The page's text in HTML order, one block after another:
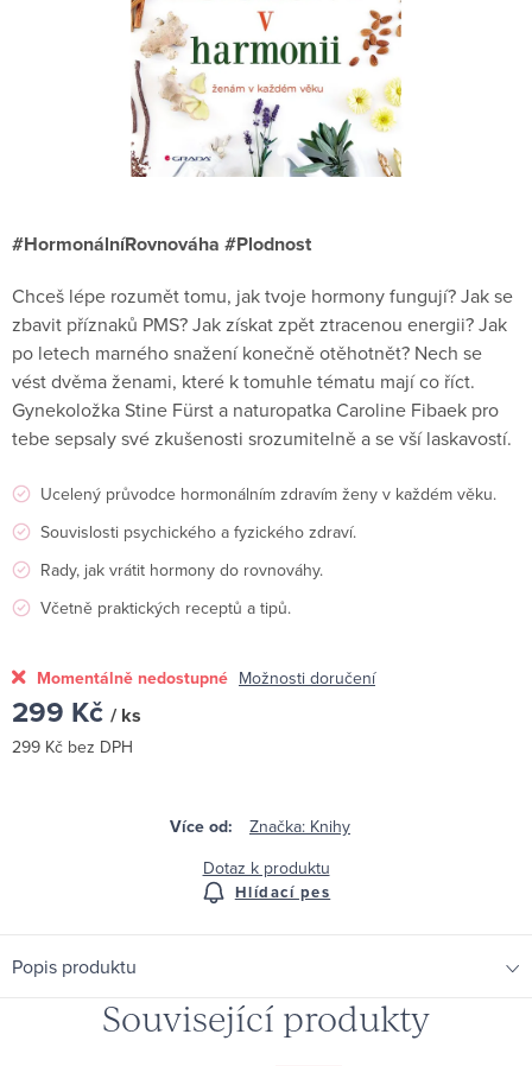
#HormonálníRovnováha #Plodnost
Chceš lépe rozumět tomu, jak tvoje hormony fungují? Jak se
zbavit příznaků PMS? Jak získat zpět ztracenou energii? Jak
po letech marného snažení konečně otěhotnět? Nech se
vést dvěma ženami, které k tomuhle tématu mají co říct.
Gynekoložka Stine Fürst a naturopatka Caroline Fibaek pro
tebe sepsaly své zkušenosti srozumitelně a se vší laskavostí.
Ucelený průvodce hormonálním zdravím ženy v každém věku.
Souvislosti psychického a fyzického zdraví.
Rady, jak vrátit hormony do rovnováhy.
Včetně praktických receptů a tipů.
Momentálně nedostupné Možnosti doručení
299 Kč / ks
299 Kč bez DPH
Značka: Knihy
Dotaz k produktu
Hlídací pes
Popis produktu
Související produkty